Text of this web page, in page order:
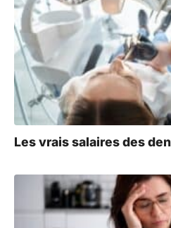
Les vrais salaires des